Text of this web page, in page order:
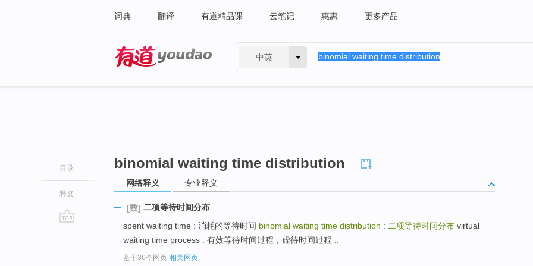
词典 翻译 有道精品课 云笔记 惠惠 更多产品
中英
目录
释义
binomial waiting time distribution
网络释义 专业释义
[数] 二项等待时间分布
spent waiting time : 消耗的等待时间 binomial waiting time distribution : 二项等待时间分布 virtual
waiting time process : 有效等待时间过程，虚待时间过程 ..
基于36个网页-相关网页